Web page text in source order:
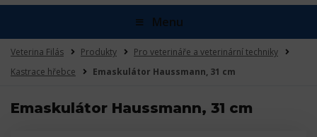
Menu
Veterina Filás Produkty
Pro veterináře a veterinární techniky
Kastrace hřebce
Emaskulátor Haussmann, 31 cm
Emaskulátor Haussmann, 31 cm